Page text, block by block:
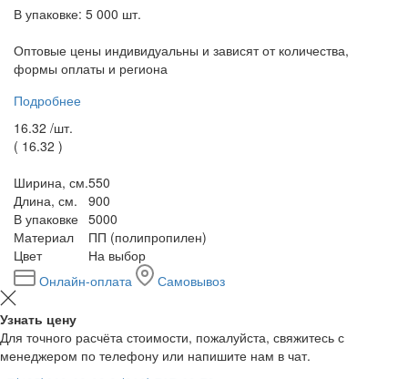
В упаковке: 5 000 шт.
Оптовые цены индивидуальны и зависят от количества,
формы оплаты и региона
Подробнее
16.32 /шт.
( 16.32 )
Ширина, см.550
Длина, см.
900
В упаковке 5000
Материал
ПП (полипропилен)
Цвет
На выбор
Онлайн-оплата
Самовывоз
Узнать цену
Для точного расчёта стоимости, пожалуйста, свяжитесь с
менеджером по телефону или напишите нам в чат.